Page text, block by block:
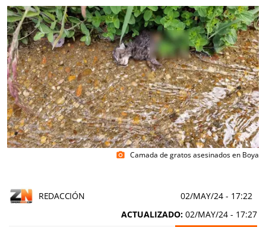
photo_camera Camada de gratos asesinados en Boya
REDACCIÓN 02/MAY/24 - 17:22
ACTUALIZADO: 02/MAY/24 - 17:27